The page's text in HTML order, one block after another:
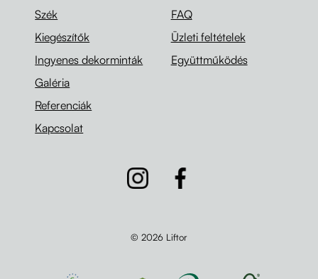
Szék
Kiegészítők
Ingyenes dekorminták
Galéria
Referenciák
Kapcsolat
FAQ
Üzleti feltételek
Együttműködés
© 2026 Liftor